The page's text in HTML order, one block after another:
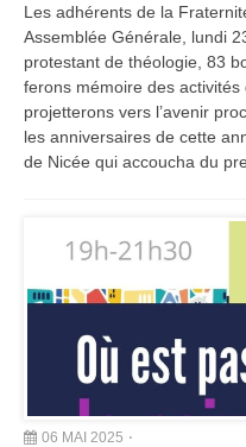
Les adhérents de la
Assemblée Générale, lundi
protestant de théologie, 83
ferons mémoire des activités
projetterons vers l’avenir
les anniversaires de cette
de Nicée qui accoucha du
06 MAI 2025